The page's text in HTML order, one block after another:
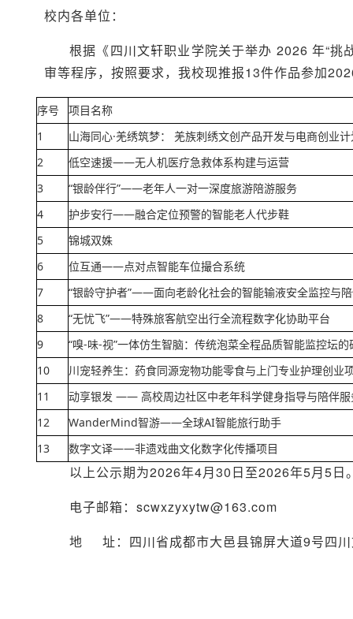
校内各单位：
根据《四川文轩职业学院关于举办 2026 年“
审等程序，按照要求，我校现推报13件作品参加
序号
项目名称
1
山海同心·羌绣筑梦： 羌族刺绣文创产品开发与电商创业
2
低空速援——无人机医疗急救体系构建与运营
3
“银龄伴行”——老年人一对一深度旅游陪游服务
4
护步安行——融合定位预警的智能老人代步鞋
5
锦城双姝
6
位互通——点对点智能车位撮合系统
7
“银龄守护者”——面向老龄化社会的智能输液安全监控与
8
“无忧飞”——特殊旅客航空出行全流程数字化协助平台
9
“嗅-味-视”一体仿生智脑：传统泡菜全程品质智能监控坛
10
川宠轻养生：药食同源宠物功能零食与上门专业护理创业
11
动享银发 —— 高校周边社区中老年科学健身指导与陪伴服
12
WanderMind智游——全球AI智能旅行助手
13
数字文译——非遗戏曲文化数字化传播项目
以上公示期为2026年4月30日至2026年5月5
电子邮箱：scwxzyxytw@163.com
地 址：四川省成都市大邑县锦屏大道9号四